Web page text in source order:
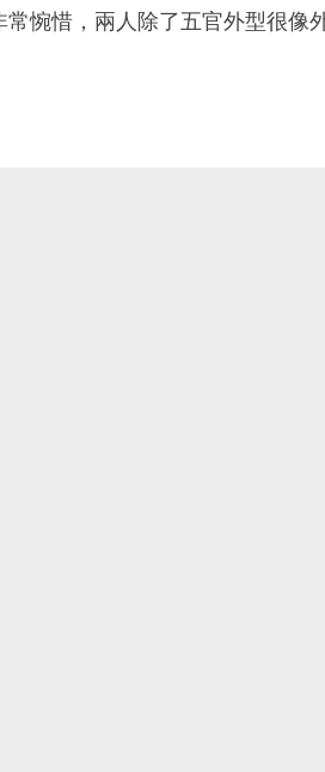
惋惜，兩人除了五官外型很像